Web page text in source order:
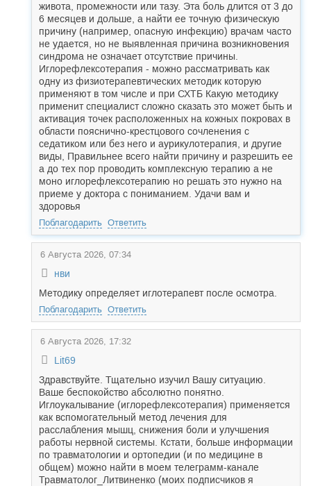
живота, промежности или тазу. Эта боль длится от 3 до
6 месяцев и дольше, а найти ее точную физическую
причину (например, опасную инфекцию) врачам часто
не удается, но не выявленная причина возникновения
синдрома не означает отсутствие причины.
Иглорефлексотерапия - можно рассматривать как
одну из физиотерапевтических методик которую
применяют в том числе и при СХТБ Какую методику
применит специалист сложно сказать это может быть и
активация точек расположенных на кожных покровах в
области пояснично-крестцового сочленения с
седатиком или без него и аурикулотерапия, и другие
виды, Правильнее всего найти причину и разрешить ее
а до тех пор проводить комплексную терапию а не
моно иглорефлексотерапию но решать это нужно на
приеме у доктора с пониманием. Удачи вам и
здоровья
Поблагодарить Ответить
6 Августа 2026, 07:34
нви
Методику определяет иглотерапевт после осмотра.
Поблагодарить Ответить
6 Августа 2026, 17:32
Lit69
Здравствуйте. Тщательно изучил Вашу ситуацию.
Ваше беспокойство абсолютно понятно.
Иглоукалывание (иглорефлексотерапия) применяется
как вспомогательный метод лечения для
расслабления мышц, снижения боли и улучшения
работы нервной системы. Кстати, больше информации
по травматологии и ортопедии (и по медицине в
общем) можно найти в моем телеграмм-канале
Травматолог_Литвиненко (моих подписчиков я